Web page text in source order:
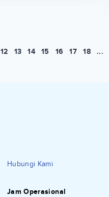
12 13 14 15 16 17 18 ...
Hubungi Kami
Jam Operasional